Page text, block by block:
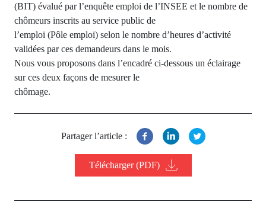
(BIT) évalué par l’enquête emploi de l’INSEE et le nombre de
chômeurs inscrits au service public de
l’emploi (Pôle emploi) selon le nombre d’heures d’activité
validées par ces demandeurs dans le mois.
Nous vous proposons dans l’encadré ci-dessous un éclairage
sur ces deux façons de mesurer le
chômage.
Partager l’article :
Télécharger (PDF)